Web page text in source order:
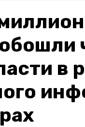
в